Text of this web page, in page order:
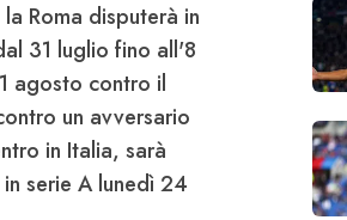
Roma disputerà in
31 luglio fino all'8
agosto contro il
un avversario
in Italia, sarà
serie A lunedì 24